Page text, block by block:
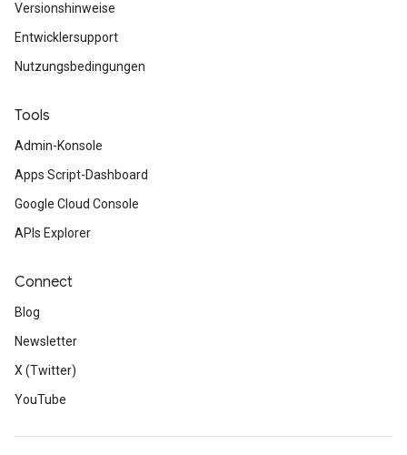
Versionshinweise
Entwicklersupport
Nutzungsbedingungen
Tools
Admin-Konsole
Apps Script-Dashboard
Google Cloud Console
APIs Explorer
Connect
Blog
Newsletter
X (Twitter)
YouTube